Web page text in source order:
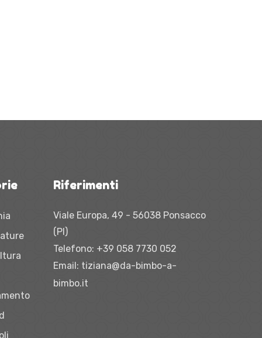
Riferimenti
Viale Europa, 49 - 56038 Ponsacco
(PI)
Telefono: +39 058 7730 052
Email: tiziana@da-bimbo-a-
bimbo.it